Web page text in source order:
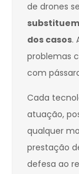
de drones
dos casos.
problemas
com
Cada
atuação,
qualquer
prestação
defesa ao